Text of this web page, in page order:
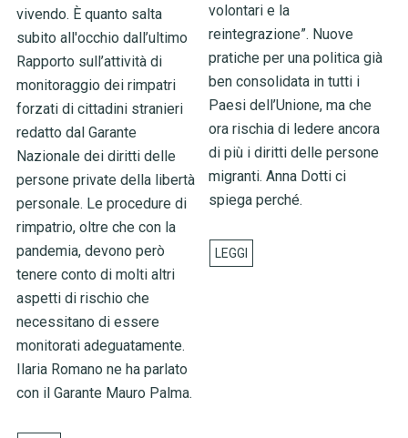
vivendo. È quanto salta
subito all'occhio dall’ultimo
Rapporto sull’attività di
monitoraggio dei rimpatri
forzati di cittadini stranieri
redatto dal Garante
Nazionale dei diritti delle
persone private della libertà
personale. Le procedure di
rimpatrio, oltre che con la
pandemia, devono però
tenere conto di molti altri
aspetti di rischio che
necessitano di essere
monitorati adeguatamente.
Ilaria Romano ne ha parlato
con il Garante Mauro Palma.
volontari e la
reintegrazione”. Nuove
pratiche per una politica già
ben consolidata in tutti i
Paesi dell’Unione, ma che
ora rischia di ledere ancora
di più i diritti delle persone
migranti. Anna Dotti ci
spiega perché.